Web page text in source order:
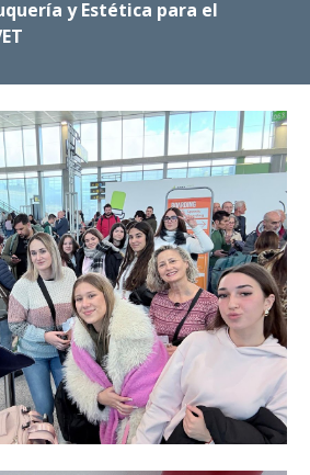
y Estética para el